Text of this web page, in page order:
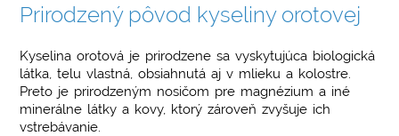
Prirodzený pôvod kyseliny orotovej
Kyselina orotová je prirodzene sa vyskytujúca biologická
látka, telu vlastná, obsiahnutá aj v mlieku a kolostre.
Preto je prirodzeným nosičom pre magnézium a iné
minerálne látky a kovy, ktorý zároveň zvyšuje ich
vstrebávanie.